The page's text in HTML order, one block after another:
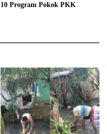
10 Program Pokok PKK